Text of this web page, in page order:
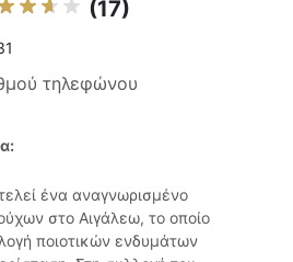
(17)
τηλεφώνου
ένα αναγνωρισμένο
στο Αιγάλεω, το οποίο
ποιοτικών ενδυμάτων